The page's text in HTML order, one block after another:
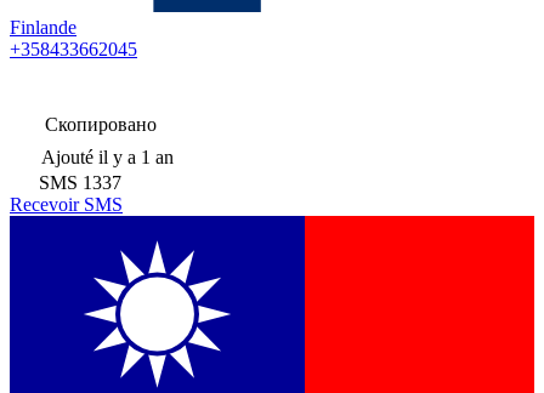
Finlande
+358433662045
Скопировано
Ajouté il y a 1 an
SMS 1337
Recevoir SMS